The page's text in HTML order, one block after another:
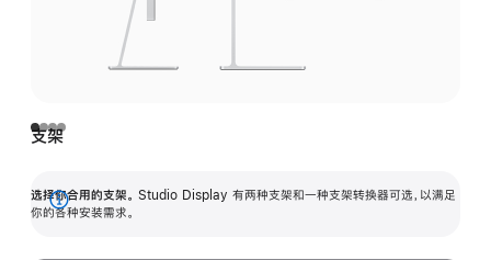
支架
选择你合用的支架。 Studio Display 有两种支架和一种支架转换器可选，以满足
你的各种安装需求。
展